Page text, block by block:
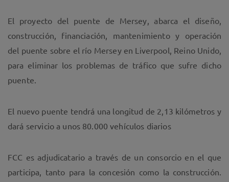
El proyecto del puente de Mersey, abarca el diseño,
construcción, financiación, mantenimiento y operación
del puente sobre el río Mersey en Liverpool, Reino Unido,
para eliminar los problemas de tráfico que sufre dicho
puente.
El nuevo puente tendrá una longitud de 2,13 kilómetros y
dará servicio a unos 80.000 vehículos diarios
FCC es adjudicatario a través de un consorcio en el que
participa, tanto para la concesión como la construcción.